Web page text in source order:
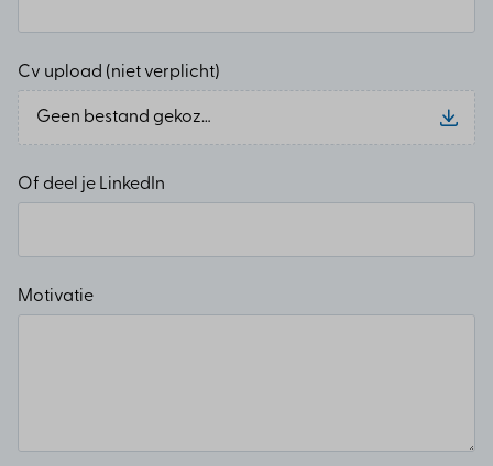
Cv upload (niet verplicht)
Geen bestand gekozen
Of deel je LinkedIn
Motivatie